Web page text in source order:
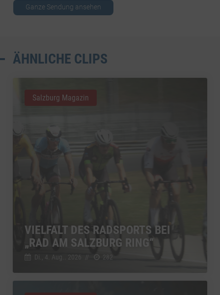
Ganze Sendung ansehen
ÄHNLICHE CLIPS
VIELFALT DES RADSPORTS BEI
„RAD AM SALZBURG RING“
Di., 4. Aug.. 2026 // 282
Salzburg Magazin